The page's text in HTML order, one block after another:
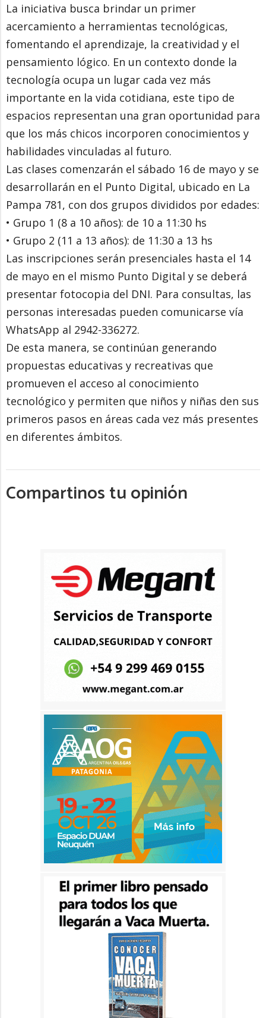
La iniciativa busca brindar un primer
acercamiento a herramientas tecnológicas,
fomentando el aprendizaje, la creatividad y el
pensamiento lógico. En un contexto donde la
tecnología ocupa un lugar cada vez más
importante en la vida cotidiana, este tipo de
espacios representan una gran oportunidad para
que los más chicos incorporen conocimientos y
habilidades vinculadas al futuro.
Las clases comenzarán el sábado 16 de mayo y se
desarrollarán en el Punto Digital, ubicado en La
Pampa 781, con dos grupos divididos por edades:
• Grupo 1 (8 a 10 años): de 10 a 11:30 hs
• Grupo 2 (11 a 13 años): de 11:30 a 13 hs
Las inscripciones serán presenciales hasta el 14
de mayo en el mismo Punto Digital y se deberá
presentar fotocopia del DNI. Para consultas, las
personas interesadas pueden comunicarse vía
WhatsApp al 2942-336272.
De esta manera, se continúan generando
propuestas educativas y recreativas que
promueven el acceso al conocimiento
tecnológico y permiten que niños y niñas den sus
primeros pasos en áreas cada vez más presentes
en diferentes ámbitos.
Compartinos tu opinión